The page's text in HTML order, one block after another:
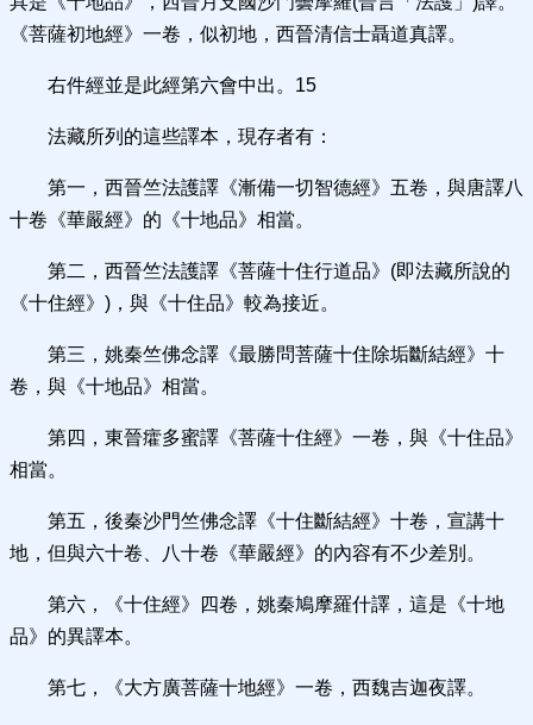
《菩薩初地經》一卷，似初地，西晉清信士聶道真譯。
右件經並是此經第六會中出。15
法藏所列的這些譯本，現存者有：
第一，西晉竺法護譯《漸備一切智德經》五卷，與唐譯八
十卷《華嚴經》的《十地品》相當。
第二，西晉竺法護譯《菩薩十住行道品》(即法藏所說的
《十住經》)，與《十住品》較為接近。
第三，姚秦竺佛念譯《最勝問菩薩十住除垢斷結經》十
卷，與《十地品》相當。
第四，東晉癨多蜜譯《菩薩十住經》一卷，與《十住品》
相當。
第五，後秦沙門竺佛念譯《十住斷結經》十卷，宣講十
地，但與六十卷、八十卷《華嚴經》的內容有不少差別。
第六，《十住經》四卷，姚秦鳩摩羅什譯，這是《十地
品》的異譯本。
第七，《大方廣菩薩十地經》一卷，西魏吉迦夜譯。